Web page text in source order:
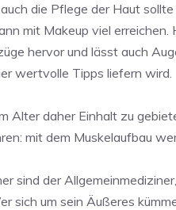
die Pflege der Haut
mit Makeup viel
hervor und lässt auch
wertvolle Tipps liefern wird.
Alter daher Einhalt zu
mit dem Muskelaufbau
sind der
sich um sein Äußeres